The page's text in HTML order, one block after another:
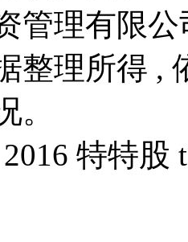
管理有限
整理所得 ,
。
特特股